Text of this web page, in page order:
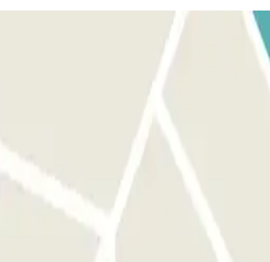
Vi aspetteremo davanti alla stazione di Oriente, all'ingresso
che farà una breve ispezione, riceverà le chiavi e porterà la
con il corso di guida difensiva e guidano da oltre 5 anni.
vi aspetterà nello stesso punto del terminal dove vi